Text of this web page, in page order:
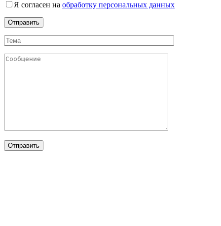
Я согласен на обработку персональных данных